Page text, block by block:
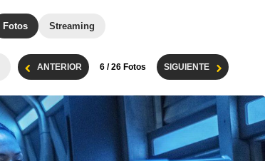
Fotos Streaming
ANTERIOR 6 / 26 Fotos SIGUIENTE